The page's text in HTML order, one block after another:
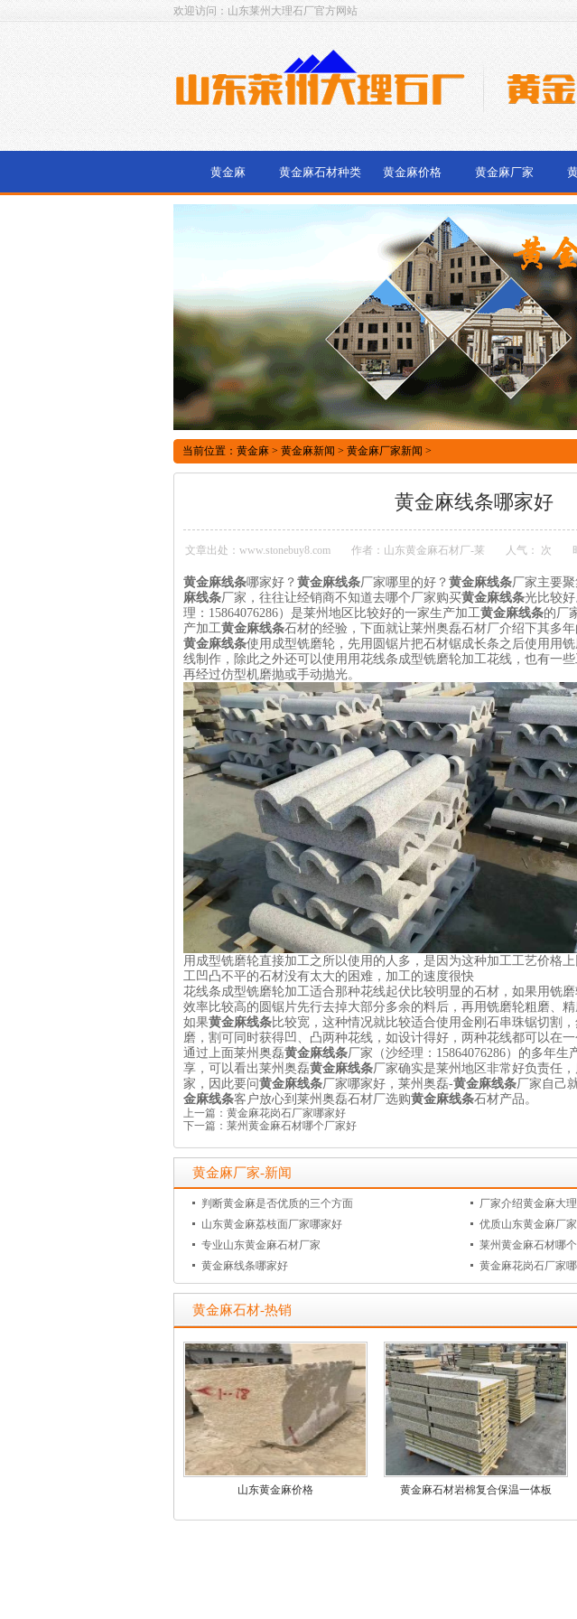
欢迎访问：山东莱州大理石厂官方网站
黄金麻 黄金麻石材种类 黄金麻价格 黄金麻厂家
当前位置： 黄金麻 > 黄金麻新闻 > 黄金麻厂家新闻 >
黄金麻线条哪家好
文章出处：www.stonebuy8.com 作者：山东黄金麻石材厂-莱 人气： 次
黄金麻线条哪家好？ 黄金麻线条厂家哪里的好？ 黄金麻线条厂家主要
麻线条厂家，往往让经销商不知道去哪个厂家购买黄金麻线条光比较
理：15864076286）是莱州地区比较好的一家生产加工黄金麻线条的厂
产加工黄金麻线条石材的经验，下面就让莱州奥磊石材厂介绍下其多
黄金麻线条使用成型铣磨轮，先用圆锯片把石材锯成长条之后使用用
线制作，除此之外还可以使用用花线条成型铣磨轮加工花线，也有一
再经过仿型机磨抛或手动抛光。
用成型铣磨轮直接加工之所以使用的人多，是因为这种加工工艺价格
工凹凸不平的石材没有太大的困难，加工的速度很快
花线条成型铣磨轮加工适合那种花线起伏比较明显的石材，如果用铣
效率比较高的圆锯片先行去掉大部分多余的料后，再用铣磨轮粗磨、
如果黄金麻线条比较宽，这种情况就比较适合使用金刚石串珠锯切割
磨，割可同时获得凹、凸两种花线，如设计得好，两种花线都可以在一
通过上面莱州奥磊黄金麻线条厂家（沙经理：15864076286）的多年生
享，可以看出莱州奥磊黄金麻线条厂家确实是莱州地区非常好负责任
家，因此要问黄金麻线条厂家哪家好，莱州奥磊-黄金麻线条厂家自己
金麻线条客户放心到莱州奥磊石材厂选购黄金麻线条石材产品。
上一篇： 黄金麻花岗石厂家哪家好
下一篇： 莱州黄金麻石材哪个厂家好
黄金麻厂家-新闻
判断黄金麻是否优质的三个方面
厂家介绍黄金麻大
山东黄金麻荔枝面厂家哪家好
优质山东黄金麻厂家
专业山东黄金麻石材厂家
莱州黄金麻石材哪
黄金麻线条哪家好
黄金麻花岗石厂家
黄金麻石材-热销
山东黄金麻价格 黄金麻石材岩棉复合保温一体板